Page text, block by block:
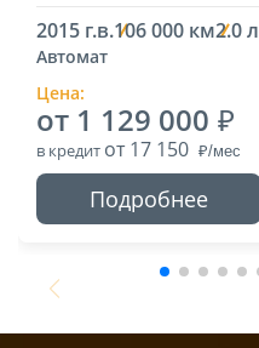
2015 г.в.106 000 км2.0 л
Автомат
Цена:
от 1 129 000
в кредит от 17 150
Подробнее